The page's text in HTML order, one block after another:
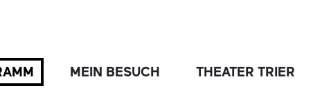
MEIN BESUCH THEATER TRIER